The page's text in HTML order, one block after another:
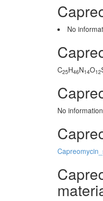
No
C25H46N14O12
No